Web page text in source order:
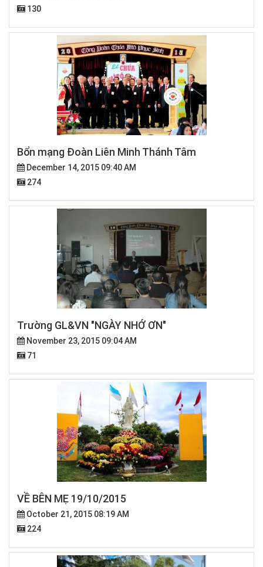
130
Bổn mạng Đoàn Liên Minh Thánh Tâm
December 14, 2015 09:40 AM
274
Trường GL&VN "NGÀY NHỚ ƠN"
November 23, 2015 09:04 AM
71
VỀ BÊN MẸ 19/10/2015
October 21, 2015 08:19 AM
224